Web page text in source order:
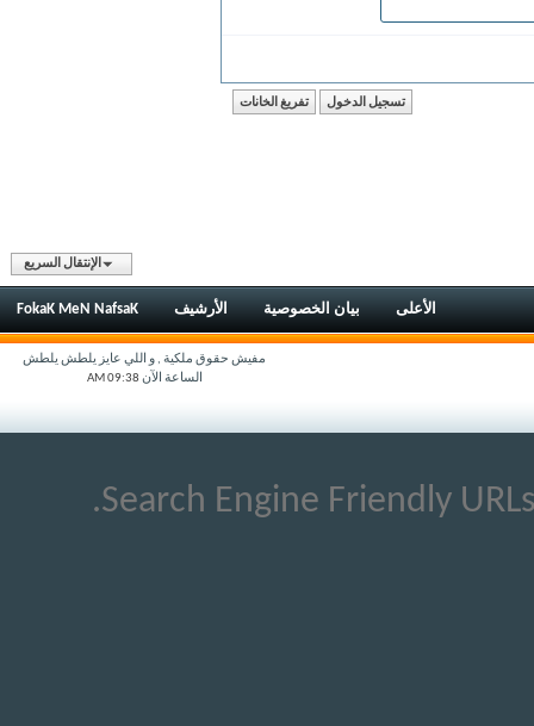
الإنتقال السريع
FokaK MeN NafsaK الأرشيف بيان الخصوصية الأعلى
مفيش حقوق ملكية , و اللي عايز يلطش يلطش
الساعة الآن09:38 AM
Search Engine Friendly